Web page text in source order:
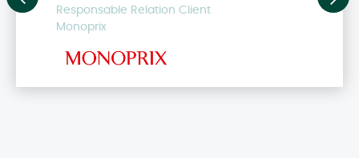
Responsable Relation Client
Monoprix